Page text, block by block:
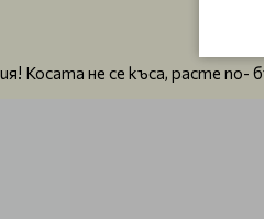
Косата не се къса, расте по-